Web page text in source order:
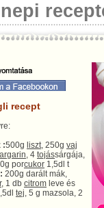
recept
:500g liszt, 250g vaj
, 4 tojássárgája,
porcukor 1,5dl t
200g darált mák,
, 1 db citrom leve és
tej, 5 g mazsola, 2